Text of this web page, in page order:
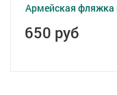
Армейская фляжка
650 руб